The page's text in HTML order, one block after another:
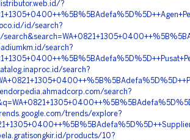
?
id/search?
search?
search?
search?
trends/explore?
products/10?